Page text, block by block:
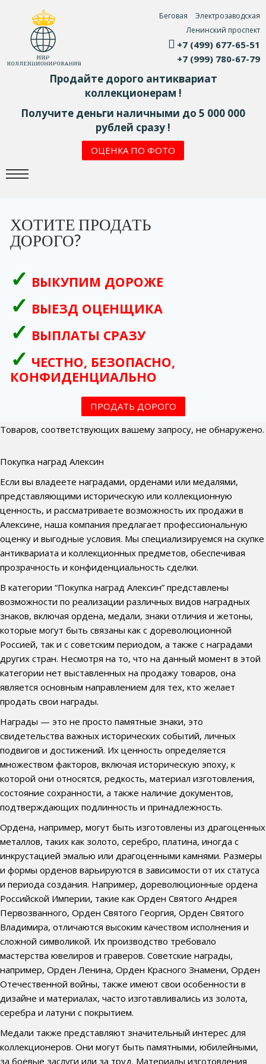
Беговая
Электрозаводская
Ленинский проспект
+7 (499) 677-65-51
+7 (999) 780-67-79
Продайте дорого антиквариат
коллекционерам !
Получите деньги наличными до 5 000 000
рублей сразу !
ОЦЕНКА ПО ФОТО
ХОТИТЕ ПРОДАТЬ
ДОРОГО?
ВЫКУПИМ ДОРОЖЕ
ВЫЕЗД ОЦЕНЩИКА
ВЫПЛАТЫ СРАЗУ
ЧЕСТНО, БЕЗОПАСНО,
КОНФИДЕНЦИАЛЬНО
ПРОДАТЬ ДОРОГО
Товаров, соответствующих вашему запросу, не обнаружено.
Покупка наград Алексин
Если вы владеете наградами, орденами или медалями,
представляющими историческую или коллекционную
ценность, и рассматриваете возможность их продажи в
Алексине, наша компания предлагает профессиональную
оценку и выгодные условия. Мы специализируемся на скупке
антиквариата и коллекционных предметов, обеспечивая
прозрачность и конфиденциальность сделки.
В категории “Покупка наград Алексин” представлены
возможности по реализации различных видов наградных
знаков, включая ордена, медали, знаки отличия и жетоны,
которые могут быть связаны как с дореволюционной
Россией, так и с советским периодом, а также с наградами
других стран. Несмотря на то, что на данный момент в этой
категории нет выставленных на продажу товаров, она
является основным направлением для тех, кто желает
продать свои награды.
Награды — это не просто памятные знаки, это
свидетельства важных исторических событий, личных
подвигов и достижений. Их ценность определяется
множеством факторов, включая историческую эпоху, к
которой они относятся, редкость, материал изготовления,
состояние сохранности, а также наличие документов,
подтверждающих подлинность и принадлежность.
Ордена, например, могут быть изготовлены из драгоценных
металлов, таких как золото, серебро, платина, иногда с
инкрустацией эмалью или драгоценными камнями. Размеры
и формы орденов варьируются в зависимости от их статуса
и периода создания. Например, дореволюционные ордена
Российской Империи, такие как Орден Святого Андрея
Первозванного, Орден Святого Георгия, Орден Святого
Владимира, отличаются высоким качеством исполнения и
сложной символикой. Их производство требовало
мастерства ювелиров и граверов. Советские награды,
например, Орден Ленина, Орден Красного Знамени, Орден
Отечественной войны, также имеют свои особенности в
дизайне и материалах, часто изготавливались из золота,
серебра и латуни с покрытием.
Медали также представляют значительный интерес для
коллекционеров. Они могут быть памятными, юбилейными,
за боевые заслуги или за труд. Материалы изготовления